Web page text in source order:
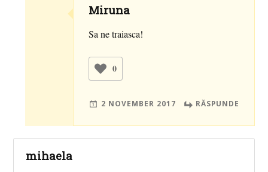
Miruna
Sa ne traiasca!
0
2 NOVEMBER 2017 RĂSPUNDE
mihaela